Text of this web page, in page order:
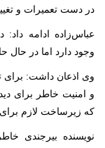
در دست تعمیرات و
عباس‌زاده ادامه
وجود دارد اما در حال
وی اذعان داشت: برای
و امنیت خاطر برای
که زیرساخت لازم برای
نویسنده بیرجندی